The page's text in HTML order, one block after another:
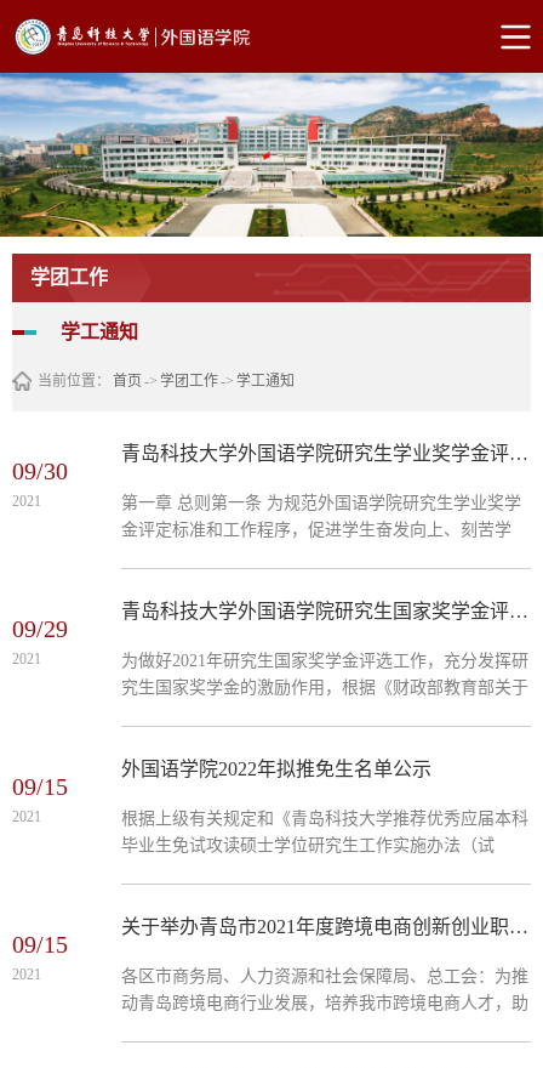
学团工作
学工通知
当前位置： 首页 -> 学团工作-> 学工通知
09/30
2021
青岛科技大学外国语学院研究生学业奖学金评定实施细则 (修订)
第一章 总则第一条 为规范外国语学院研究生学业奖学
金评定标准和工作程序，促进学生奋发向上、刻苦学
09/29
2021
青岛科技大学外国语学院研究生国家奖学金评审实施细则
为做好2021年研究生国家奖学金评选工作，充分发挥研
究生国家奖学金的激励作用，根据《财政部教育部关于
09/15
2021
外国语学院2022年拟推免生名单公示
根据上级有关规定和《青岛科技大学推荐优秀应届本科
毕业生免试攻读硕士学位研究生工作实施办法（试
09/15
2021
关于举办青岛市2021年度跨境电商创新创业职业技能大赛的通知
各区市商务局、人力资源和社会保障局、总工会：为推
动青岛跨境电商行业发展，培养我市跨境电商人才，助